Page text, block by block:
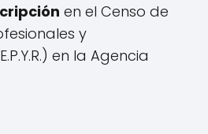
en el Censo de
y
en la Agencia